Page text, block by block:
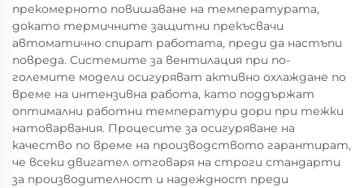
прекомерното повишаване на температурата,
докато термичните защитни прекъсвачи
автоматично спират работата, преди да настъпи
повреда. Системите за вентилация при по-
големите модели осигуряват активно охлаждане по
време на интензивна работа, като поддържат
оптимални работни температури дори при тежки
натоварвания. Процесите за осигуряване на
качество по време на производството гарантират,
че всеки двигател отговаря на строги стандарти
за производителност и надеждност преди